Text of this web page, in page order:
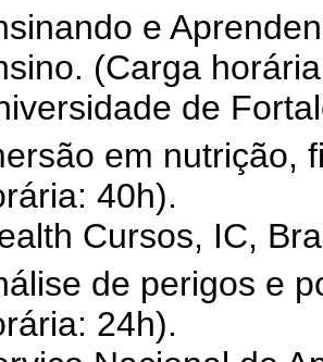
e
(Carga
de
em nutrição,
40h).
Cursos, IC,
de perigos e
24h).